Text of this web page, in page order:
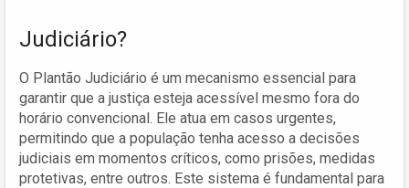
Judiciário?
O Plantão Judiciário é um mecanismo essencial para
garantir que a justiça esteja acessível mesmo fora do
horário convencional. Ele atua em casos urgentes,
permitindo que a população tenha acesso a decisões
judiciais em momentos críticos, como prisões, medidas
protetivas, entre outros. Este sistema é fundamental para